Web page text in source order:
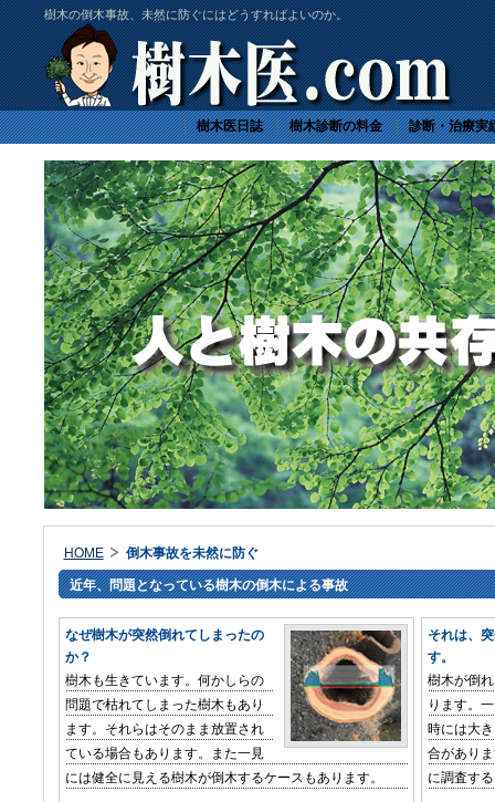
樹木の倒木事故、未然に防ぐにはどうすればよいのか。
樹木医日誌 樹木診断の料金 診断・治療実
HOME 倒木事故を未然に防ぐ
近年、問題となっている樹木の倒木による事故
なぜ樹木が突然倒れてしまったの
か？
樹木も生きています。何かしらの
問題で枯れてしまった樹木もあり
ます。それらはそのまま放置され
ている場合もあります。また一見
には健全に見える樹木が倒木するケースもあります。
それは、
す。
樹木が倒
ります。
時には大
合があり
に調査す